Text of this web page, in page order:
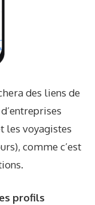
des liens de
les voyagistes
comme c’est
profils